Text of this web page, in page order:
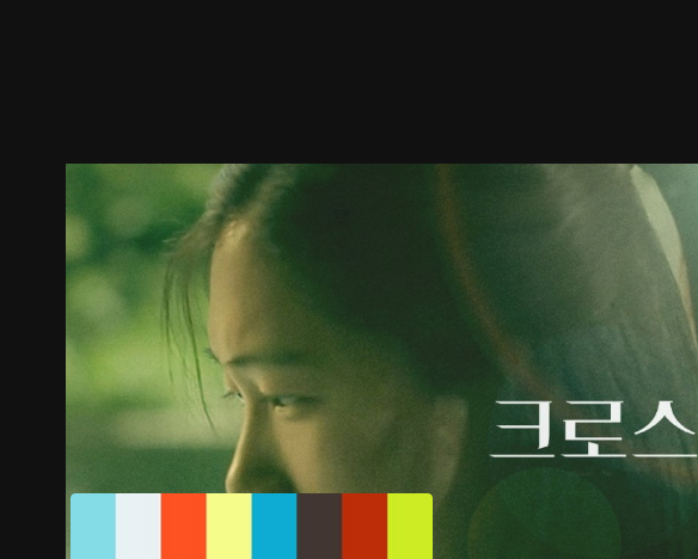
ภาพนิ่ง เนื้อหาที่แนะนำ รายละเอียด